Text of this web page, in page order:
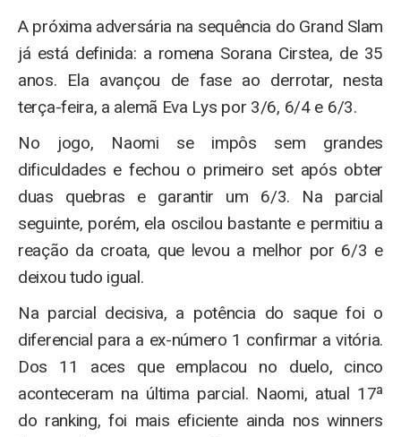
A próxima adversária na sequência do Grand Slam
já está definida: a romena Sorana Cirstea, de 35
anos. Ela avançou de fase ao derrotar, nesta
terça-feira, a alemã Eva Lys por 3/6, 6/4 e 6/3.
No jogo, Naomi se impôs sem grandes
dificuldades e fechou o primeiro set após obter
duas quebras e garantir um 6/3. Na parcial
seguinte, porém, ela oscilou bastante e permitiu a
reação da croata, que levou a melhor por 6/3 e
deixou tudo igual.
Na parcial decisiva, a potência do saque foi o
diferencial para a ex-número 1 confirmar a vitória.
Dos 11 aces que emplacou no duelo, cinco
aconteceram na última parcial. Naomi, atual 17ª
do ranking, foi mais eficiente ainda nos winners